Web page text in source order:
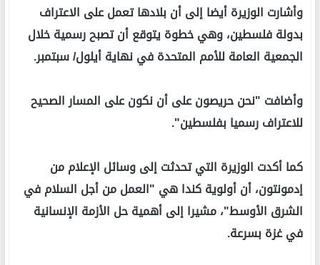
وأشارت الوزيرة أيضا إلى أن بلادها تعمل على الاعتراف
بدولة فلسطين، وهي خطوة يتوقع أن تصبح رسمية خلال
الجمعية العامة للأمم المتحدة في نهاية أيلول/ سبتمبر.
وأضافت "نحن حريصون على أن نكون على المسار الصحيح
للاعتراف رسميا بفلسطين".
كما أكدت الوزيرة التي تحدثت إلى وسائل الإعلام من
إدمونتون، أن أولوية كندا هي "العمل من أجل السلام في
الشرق الأوسط"، مشيرا إلى أهمية حل الأزمة الإنسانية
في غزة بسرعة.